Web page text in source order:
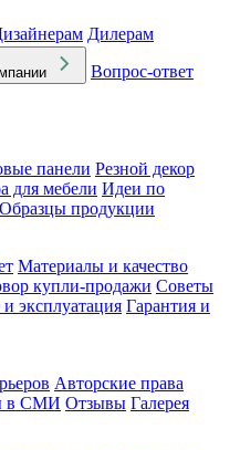
Дилерам
Вопрос-ответ
панели Резной декор
для мебели Идеи по
Образцы продукции
Материалы и качество
купли-продажи Советы
эксплуатация Гарантия и
Авторские права
в СМИ Отзывы Галерея